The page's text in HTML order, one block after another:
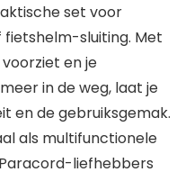
set voor
fietshelm-sluiting. Met
en je
in de weg, laat je
en de gebruiksgemak.
als multifunctionele
liefhebbers